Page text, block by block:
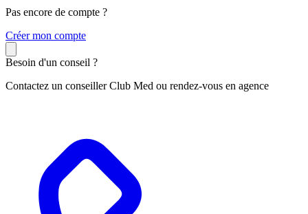
Pas encore de compte ?
Créer mon compte
Besoin d'un conseil ?
Contactez un conseiller Club Med ou rendez-vous en agence